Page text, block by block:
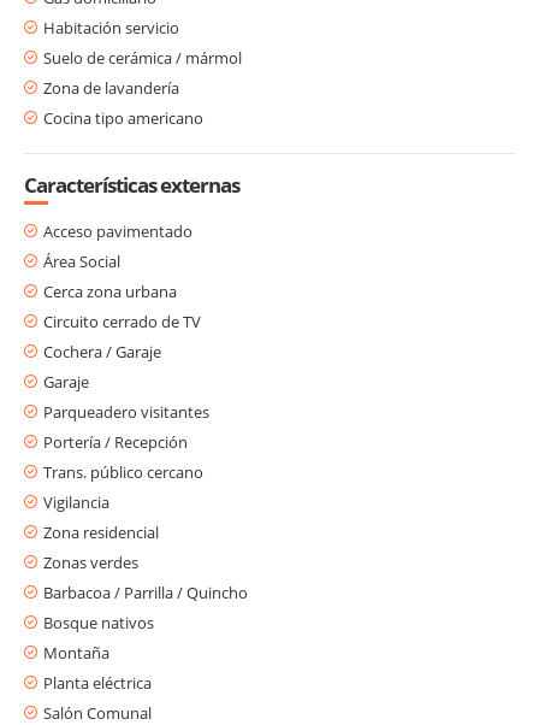
Habitación servicio
Suelo de cerámica / mármol
Zona de lavandería
Cocina tipo americano
Características externas
Acceso pavimentado
Área Social
Cerca zona urbana
Circuito cerrado de TV
Cochera / Garaje
Garaje
Parqueadero visitantes
Portería / Recepción
Trans. público cercano
Vigilancia
Zona residencial
Zonas verdes
Barbacoa / Parrilla / Quincho
Bosque nativos
Montaña
Planta eléctrica
Salón Comunal